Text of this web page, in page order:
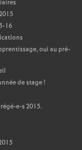
16
oui au pré-
de stage!
e-s 2015.